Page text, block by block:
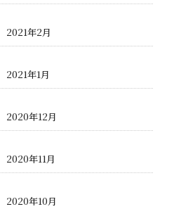
2021年2月
2021年1月
2020年12月
2020年11月
2020年10月